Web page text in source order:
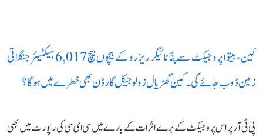
کین-بیتوا پروجیکٹ سے پنّا ٹائیگر ریزرو کے بیچوں بیچ 6,017 ہیکٹیئر جنگلاتی
زمین ڈوب جائے گی۔ کین گھڑیال زولوجیکل گارڈن بھی خطرے میں ہوگا؟
پی ٹی آر پر اس پروجیکٹ کے برے اثرات کے بارے میں سی ای سی کی رپورٹ میں بھی